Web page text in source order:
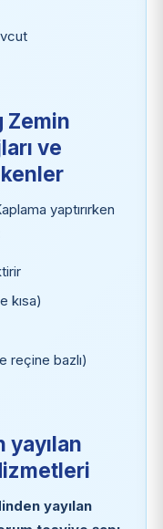
Zemin
ve
yaptırırken
kısa)
reçine bazlı)
yayılan